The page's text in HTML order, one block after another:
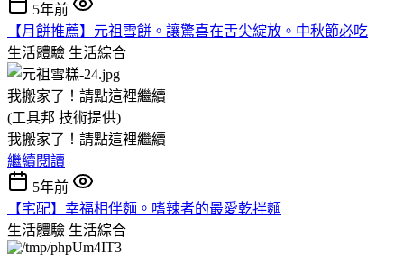
5年前
【月餅推薦】元祖雪餅。讓驚喜在舌尖綻放。中秋節必吃
生活體驗 生活綜合
我搬家了！請點這裡繼續
(工具邦 技術提供)
我搬家了！請點這裡繼續
繼續閱讀
5年前
【宅配】幸福相伴麵。嗜辣者的最愛乾拌麵
生活體驗 生活綜合